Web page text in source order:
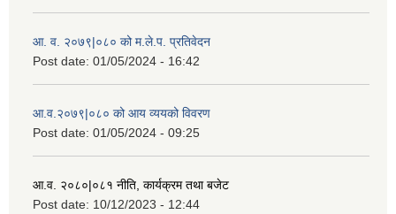
आ. व. २०७९|०८० को म.ले.प. प्रतिवेदन
Post date: 01/05/2024 - 16:42
आ.व.२०७९|०८० को आय व्ययको विवरण
Post date: 01/05/2024 - 09:25
आ.व. २०८०|०८१ नीति, कार्यक्रम तथा बजेट
Post date: 10/12/2023 - 12:44